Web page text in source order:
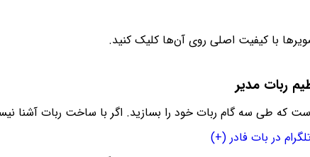
با کیفیت اصلی روی آن‌ها کلیک کنید.
ربات مدیر
در بات فادر (+)